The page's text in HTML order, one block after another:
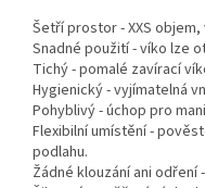
Šetří prostor - XXS
Snadné použití - víko lze
Tichý - pomalé zavírací
Hygienický - vyjímatelná
Pohyblivý - úchop pro
Flexibilní umístění -
podlahu.
Žádné klouzání ani